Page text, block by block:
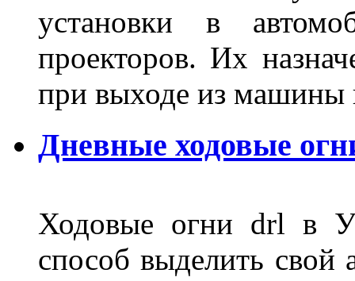
установки в
проекторов. Их
при выходе из
Дневные ходовые
Ходовые огни drl в
способ выделить свой